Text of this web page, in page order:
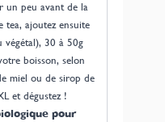
un peu avant de la
tea, ajoutez ensuite
végétal), 30 à 50g
boisson, selon
miel ou de sirop de
et dégustez !
pour